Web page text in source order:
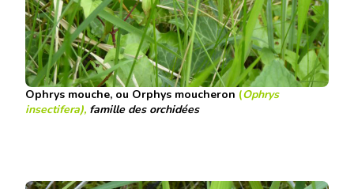
Ophrys mouche, ou Orphys moucheron (Ophrys
insectifera), famille des orchidées